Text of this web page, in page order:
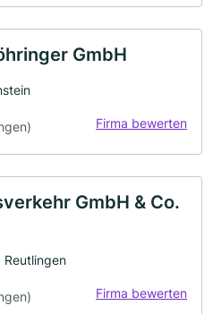
GmbH
Firma bewerten
GmbH & Co.
Reutlingen
Firma bewerten